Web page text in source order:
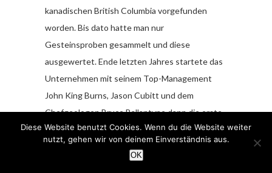
kanadischen British Columbia vorgefunden
worden. Bis dato hatte man nur
Gesteinsproben gesammelt und diese
ausgewertet. Ende letzten Jahres startete das
Unternehmen mit seinem Top-Management
John King Burns, Jason Cubitt und dem
Chefgeologen Bruce Ballantyne dann die erste
große Unternehmung: Ein rund 2000m-
Bohrprogramm wurde initiiert, 12 Löcher
wurden gebohrt und die Bohrkerne zur Analyse
Diese Website benutzt Cookies. Wenn du die Website weiter
nutzt, gehen wir von deinem Einverständnis aus.
OK